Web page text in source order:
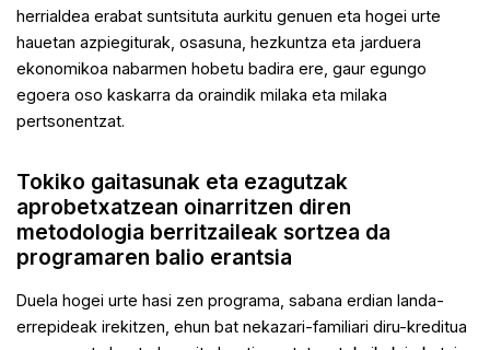
herrialdea erabat suntsituta aurkitu genuen eta hogei urte
hauetan azpiegiturak, osasuna, hezkuntza eta jarduera
ekonomikoa nabarmen hobetu badira ere, gaur egungo
egoera oso kaskarra da oraindik milaka eta milaka
pertsonentzat.
Tokiko gaitasunak eta ezagutzak
aprobetxatzean oinarritzen diren
metodologia berritzaileak sortzea da
programaren balio erantsia
Duela hogei urte hasi zen programa, sabana erdian landa-
errepideak irekitzen, ehun bat nekazari-familiari diru-kreditua